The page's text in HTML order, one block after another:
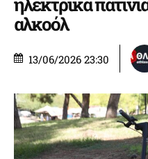
αλκοόλ
13/06/2026 23:30